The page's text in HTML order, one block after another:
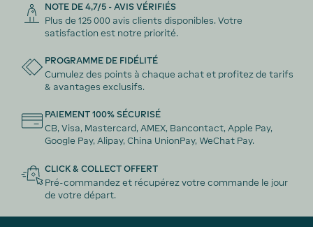
NOTE DE 4,7/5 - AVIS VÉRIFIÉS
Plus de 125 000 avis clients disponibles. Votre
satisfaction est notre priorité.
PROGRAMME DE FIDÉLITÉ
Cumulez des points à chaque achat et profitez de tarifs
& avantages exclusifs.
PAIEMENT 100% SÉCURISÉ
CB, Visa, Mastercard, AMEX, Bancontact, Apple Pay,
Google Pay, Alipay, China UnionPay, WeChat Pay.
CLICK & COLLECT OFFERT
Pré-commandez et récupérez votre commande le jour
de votre départ.